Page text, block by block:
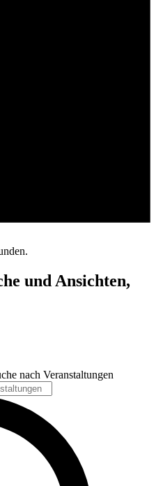
und Ansichten,
nach Veranstaltungen